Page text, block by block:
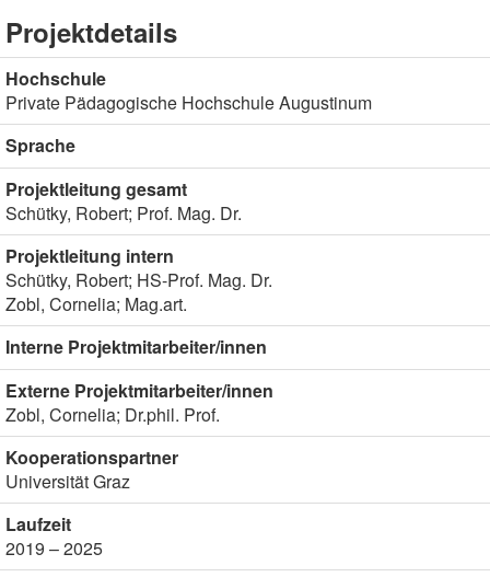
Projektdetails
Hochschule
Private Pädagogische Hochschule Augustinum
Sprache
Projektleitung gesamt
Schütky, Robert; Prof. Mag. Dr.
Projektleitung intern
Schütky, Robert; HS-Prof. Mag. Dr.
Zobl, Cornelia; Mag.art.
Interne Projektmitarbeiter/innen
Externe Projektmitarbeiter/innen
Zobl, Cornelia; Dr.phil. Prof.
Kooperationspartner
Universität Graz
Laufzeit
2019 – 2025